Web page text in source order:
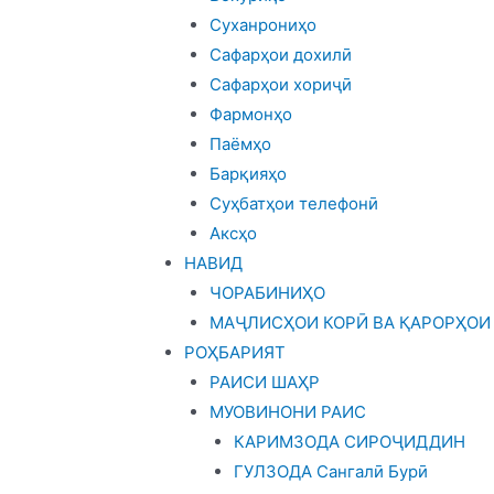
Суханрониҳо
Сафарҳои дохилӣ
Сафарҳои хориҷӣ
Фармонҳо
Паёмҳо
Барқияҳо
Суҳбатҳои телефонӣ
Аксҳо
НАВИД
ЧОРАБИНИҲО
МАҶЛИСҲОИ КОРӢ ВА
РОҲБАРИЯТ
РАИСИ ШАҲР
МУОВИНОНИ РАИС
КАРИМЗОДА СИРОҶИДДИН
ГУЛЗОДА Сангалӣ Бурӣ